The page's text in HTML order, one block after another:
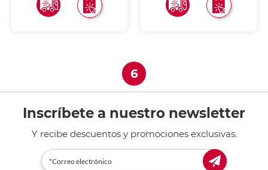
6(current)
Inscríbete a nuestro newsletter
Y recibe descuentos y promociones exclusivas.